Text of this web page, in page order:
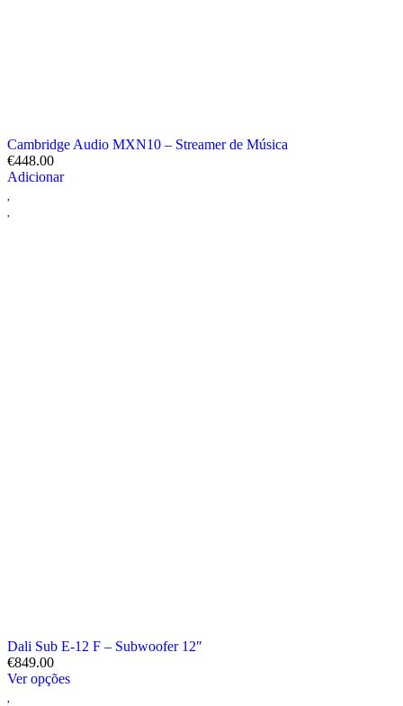
Cambridge Audio MXN10 – Streamer de Música
€448.00
Adicionar
Dali Sub E-12 F – Subwoofer 12″
€849.00
Ver opções